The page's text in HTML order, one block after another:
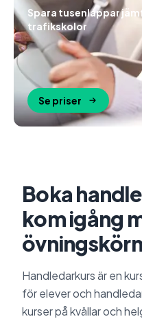
Spara tusenlappar
trafikskolor
Se priser
Boka
kom igång
Handledarkurs är en
för elever och
kurser på kvällar och